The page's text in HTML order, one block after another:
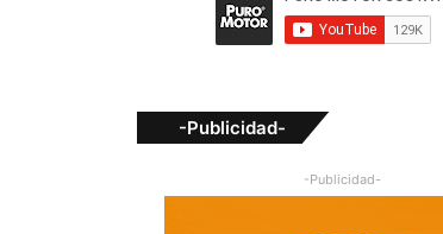
-Publicidad-
-Publicidad-